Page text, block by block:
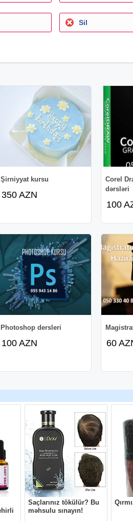
Sil
Şirniyyat kursu
350 AZN
Corel
dərsləri
100
Photoshop dersleri
100 AZN 60